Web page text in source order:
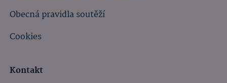
Obecná pravidla soutěží
Cookies
Kontakt